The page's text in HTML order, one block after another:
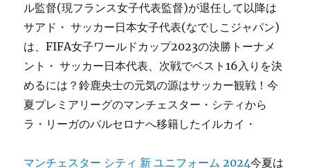
ル監督(現フランス女子代表監督)が退任して以降は
サアド・ サッカー日本女子代表(なでしこジャパン)
は、FIFA女子ワールドカップ2023の決勝トーナメ
ント・ サッカー日本代表、次戦でベスト16入りを決
めるには？鈴鹿央士の元気の源はサッカー観戦！今
夏プレミアリーグのマンチェスター・シティから
ラ・リーガのバルセロナへ移籍したイルカイ・
マンチェスター シティ 新 ユニフォーム 2024今夏は